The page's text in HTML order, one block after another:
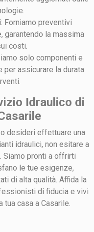
: Forniamo preventivi
garantendo la massima
costi.
solo componenti e
per assicurare la durata
Idraulico di
desideri effettuare una
idraulici, non esitare a
. Siamo pronti a offrirti
le tue esigenze,
di alta qualità. Affida la
di fiducia e vivi
casa a Casarile.